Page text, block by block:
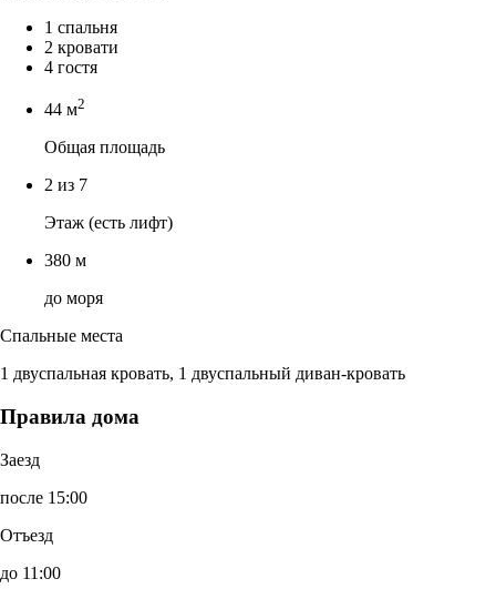
1 спальня
2 кровати
4 гостя
44 м2
Общая площадь
2 из 7
Этаж (есть лифт)
380 м
до моря
Спальные места
1 двуспальная кровать, 1 двуспальный диван-кровать
Правила дома
Заезд
после 15:00
Отъезд
до 11:00